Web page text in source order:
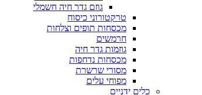
גוזם גדר חיה חשמלי
טרקטורוני כיסוח
מכסחות תופים וצלחות
חרמשים
גוזמות גדר חיה
מכסחות נדחפות
מסורי שרשרת
מפוחי עלים
כלים ידניים